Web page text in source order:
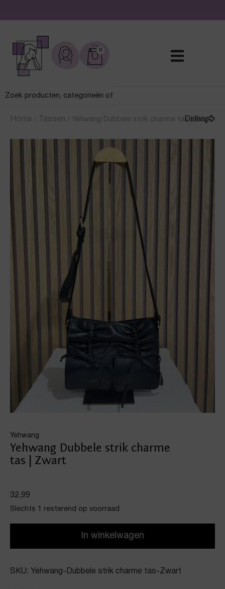
De leukste sieraden online en in de winkel
0
Home / Tassen / Yehwang Dubbele strik charme tas | Zwart
Yehwang
Yehwang Dubbele strik charme
tas | Zwart
Delen
32,99
Slechts 1 resterend op voorraad
In winkelwagen
SKU: Yehwang-Dubbele strik charme tas-Zwart